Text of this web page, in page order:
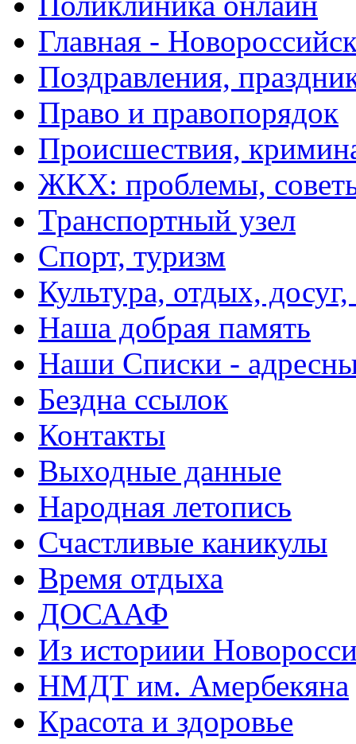
Главная -
Поздравления,
Право и правопорядок
Происшествия,
ЖКХ: проблемы,
Транспортный узел
Спорт, туризм
Культура, отдых,
Наша добрая память
Наши Списки -
Бездна ссылок
Контакты
Выходные данные
Народная летопись
Счастливые каникулы
Время отдыха
ДОСААФ
Из историии
НМДТ им. Амербекяна
Красота и здоровье